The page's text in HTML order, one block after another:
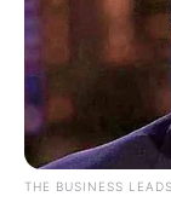
THE BUSINESS LEADS